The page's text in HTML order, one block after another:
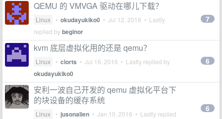
QEMU 的 VMVGA 驱动在哪儿下载？
Linux • okudayukiko0 • Jul 12, 2016 • Lastly
replied bybeginor
7
kvm 底层虚拟化用的还是 qemu？
Linux • clorts • Jul 16, 2016 • Lastly replied by
okudayukiko0
6
安利一波自己开发的 qemu 虚拟化平台下
的块设备的缓存系统
Linux • jusonalien • Jan 10, 2016 • Lastly replied
6